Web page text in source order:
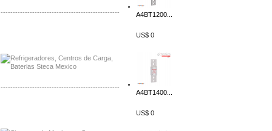
-------------------------------------------------
-------------------------------------------------
A4BT1200...
US$ 0
A4BT1400...
US$ 0